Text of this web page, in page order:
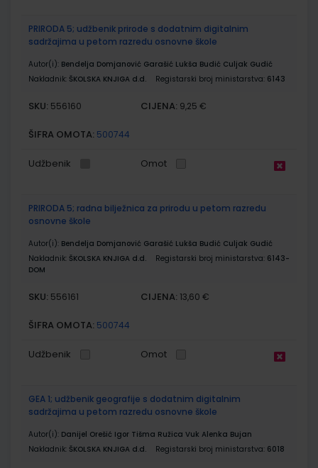
PRIRODA 5; udžbenik prirode s dodatnim digitalnim
sadržajima u petom razredu osnovne škole
Autor(i): Bendelja Domjanović Garašić Lukša Budić Culjak Gudić
Nakladnik: ŠKOLSKA KNJIGA d.d. Registarski broj ministarstva: 6143
SKU: 556160 CIJENA: 9,25 €
ŠIFRA OMOTA: 500744
Udžbenik Omot
PRIRODA 5; radna bilježnica za prirodu u petom razredu
osnovne škole
Autor(i): Bendelja Domjanović Garašić Lukša Budić Culjak Gudić
Nakladnik: ŠKOLSKA KNJIGA d.d. Registarski broj ministarstva: 6143-
DOM
SKU: 556161 CIJENA: 13,60 €
ŠIFRA OMOTA: 500744
Udžbenik Omot
GEA 1; udžbenik geografije s dodatnim digitalnim
sadržajima u petom razredu osnovne škole
Autor(i): Danijel Orešić Igor Tišma Ružica Vuk Alenka Bujan
Nakladnik: ŠKOLSKA KNJIGA d.d. Registarski broj ministarstva: 6018